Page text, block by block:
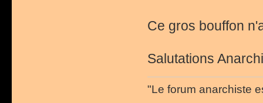
Ce gros bouffon
Salutations
"Le forum anarchiste